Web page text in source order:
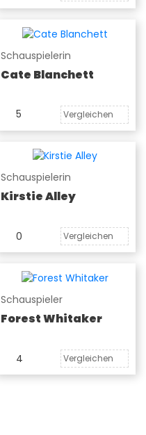
Schauspielerin
Cate Blanchett
5 Vergleichen
Schauspielerin
Kirstie Alley
0 Vergleichen
Schauspieler
Forest Whitaker
4 Vergleichen